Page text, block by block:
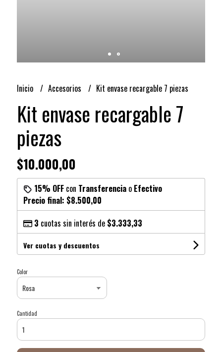
Inicio Accesorios Kit envase recargable 7 piezas
Kit envase recargable 7
piezas
$10.000,00
15% OFFcon Transferenciao Efectivo
Precio final: $8.500,00
3 cuotas sin interés de $3.333,33
Ver cuotas y descuentos
Color
Cantidad